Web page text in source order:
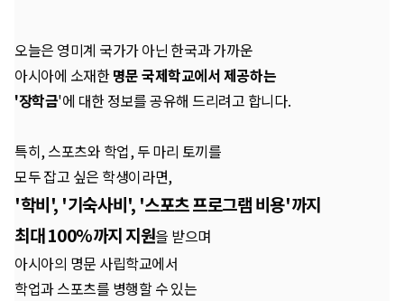
오늘은 영미계 국가가 아닌 한국과 가까운
아시아에 소재한명문 국제학교에서 제공하는
'장학금'에 대한 정보를 공유해 드리려고 합니다.
특히, 스포츠와 학업, 두 마리 토끼를
모두 잡고 싶은 학생이라면,
'학비', '기숙사비', '스포츠 프로그램 비용'까지
최대 100%까지 지원을 받으며
아시아의 명문 사립학교에서
학업과 스포츠를 병행할 수 있는